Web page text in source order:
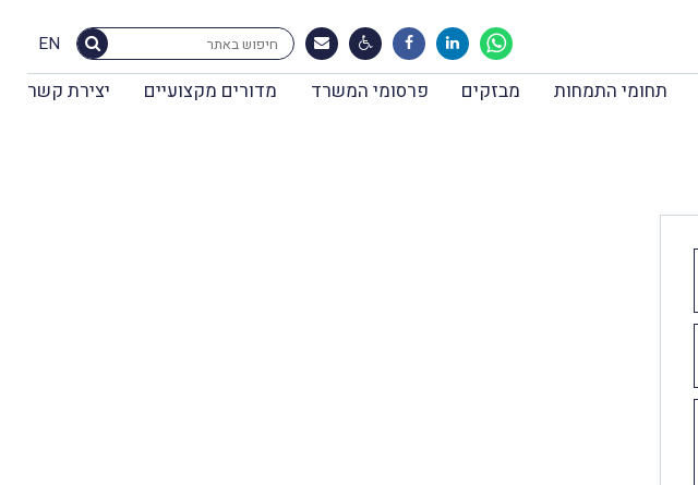
EN
תחומי התמחות מבזקים פרסומי המשרד מדורים מקצועיים יצירת קשר